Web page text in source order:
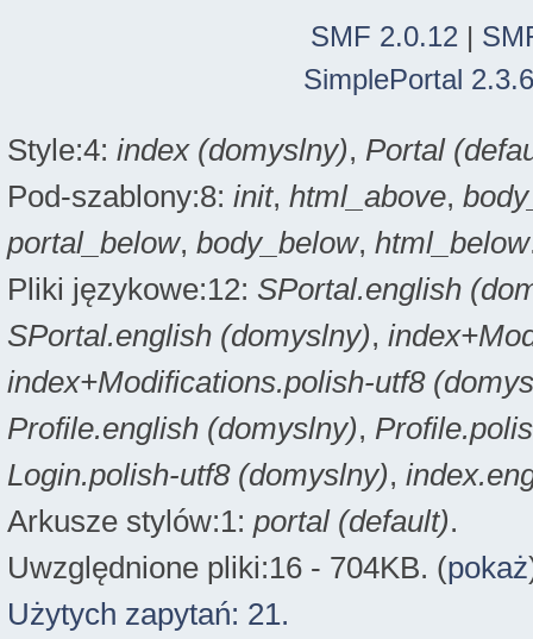
SMF 2.0.12 |
SimplePortal
Style:4: index (domyslny), Portal
Pod-szablony:8: init, html_above,
portal_below, body_below, html_below
Pliki językowe:12: SPortal.english
SPortal.english (domyslny),
index+Modifications.polish-utf8
Profile.english (domyslny),
Login.polish-utf8 (domyslny),
Arkusze stylów:1: portal (default).
Uwzględnione pliki:16 - 704KB. (pokaż
Użytych zapytań: 21.